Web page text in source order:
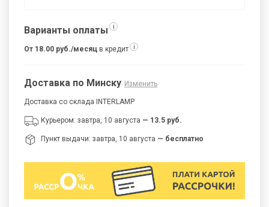
Варианты оплаты i
От 18.00 руб./месяц в кредит i
Доставка по Минску Изменить
Доставка со склада INTERLAMP
Курьером: завтра, 10 августа — 13.5 руб.
Пункт выдачи: завтра, 10 августа — бесплатно